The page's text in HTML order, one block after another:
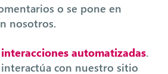
o se pone en
nosotros.
automatizadas.
con nuestro sitio